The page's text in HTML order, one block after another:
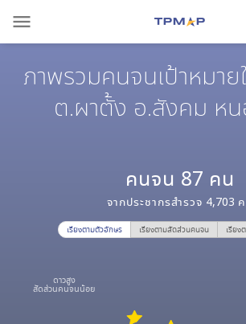
menu
ภาพรวมคนจนเป้าหมา
ต.ผาตั้ง อ.สังคม ห
คนจน 87 คน
จากประชากรสำรวจ 4,703
เรียงตามตัวอักษร เรียงตามสัดส่วนคนจน เรียง
ดาวสูง
สัดส่วนคนจนน้อย